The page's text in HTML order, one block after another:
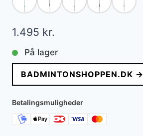
1.495 kr.
På lager
BADMINTONSHOPPEN.DK →
Betalingsmuligheder